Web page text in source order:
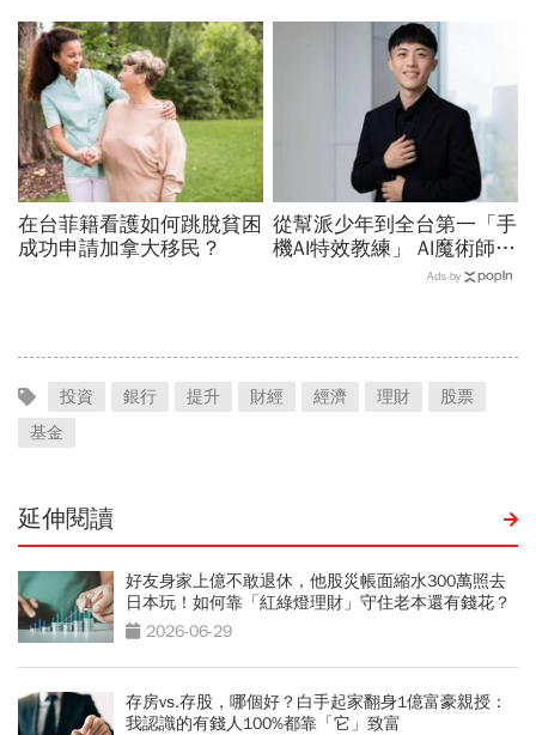
變」解鎖職涯
在台菲籍看護如何跳脫貧困
成功申請加拿大移民？
從幫派少年到全台第一「手
機AI特效教練」 AI魔術師晨
益用一支手機證明：沒有背
Ads by
投資 銀行 提升 財經 經濟 理財
股票
基金
延伸閱讀
好友身家上億不敢退休，他股災帳面縮水300萬照去
日本玩！如何靠「紅綠燈理財」守住老本還有錢花？
2026-06-29
存房vs.存股，哪個好？白手起家翻身1億富豪親授：
我認識的有錢人100%都靠「它」致富